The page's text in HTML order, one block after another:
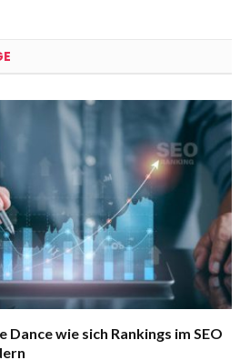
wie sich Rankings im SEO